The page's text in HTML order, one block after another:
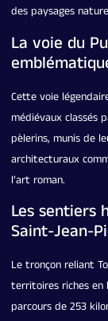
des paysages
La voie du
Cette voie
médiévaux classés
pèlerins, munis de
architecturaux
l’art roman.
Les sentiers
Saint-Jean-
Le tronçon reliant
territoires riches en
parcours de 253